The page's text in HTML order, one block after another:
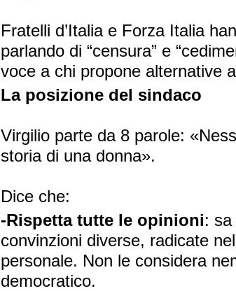
Fratelli d’Italia e Forza Italia
parlando di “censura” e
voce a chi propone alternative
La posizione del sindaco
Virgilio parte da 8 parole:
storia di una donna».
Dice che:
-Rispetta tutte le opinioni:
convinzioni diverse, radicate
personale. Non le considera
democratico.